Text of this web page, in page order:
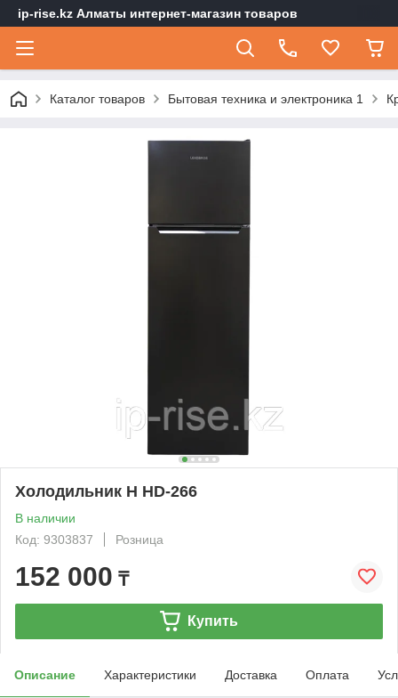
ip-rise.kz Алматы интернет-магазин товаров
Каталог товаров Бытовая техника и электроника 1
Холодильник H HD-266
В наличии
Код: 9303837
Розница
152 000 ₸
Купить
Описание Характеристики Доставка Оплата